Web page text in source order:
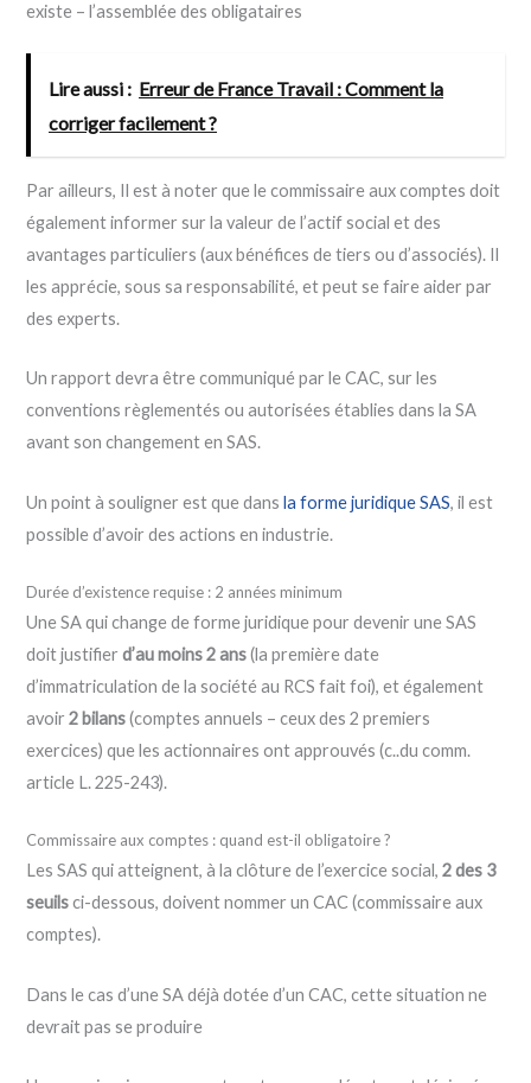
existe – l’assemblée des obligataires
Lire aussi : Erreur de France Travail : Comment la
corriger facilement ?
Par ailleurs, Il est à noter que le commissaire aux comptes doit
également informer sur la valeur de l’actif social et des
avantages particuliers (aux bénéfices de tiers ou d’associés). Il
les apprécie, sous sa responsabilité, et peut se faire aider par
des experts.
Un rapport devra être communiqué par le CAC, sur les
conventions règlementés ou autorisées établies dans la SA
avant son changement en SAS.
Un point à souligner est que dansla forme juridique SAS, il est
possible d’avoir des actions en industrie.
Durée d’existence requise : 2 années minimum
Une SA qui change de forme juridique pour devenir une SAS
doit justifierd’au moins 2 ans(la première date
d’immatriculation de la société au RCS fait foi), et également
avoir2 bilans(comptes annuels – ceux des 2 premiers
exercices) que les actionnaires ont approuvés (c..du comm.
article L. 225-243).
Commissaire aux comptes : quand est-il obligatoire ?
Les SAS qui atteignent, à la clôture de l’exercice social,2 des 3
seuilsci-dessous, doivent nommer un CAC (commissaire aux
comptes).
Dans le cas d’une SA déjà dotée d’un CAC, cette situation ne
devrait pas se produire